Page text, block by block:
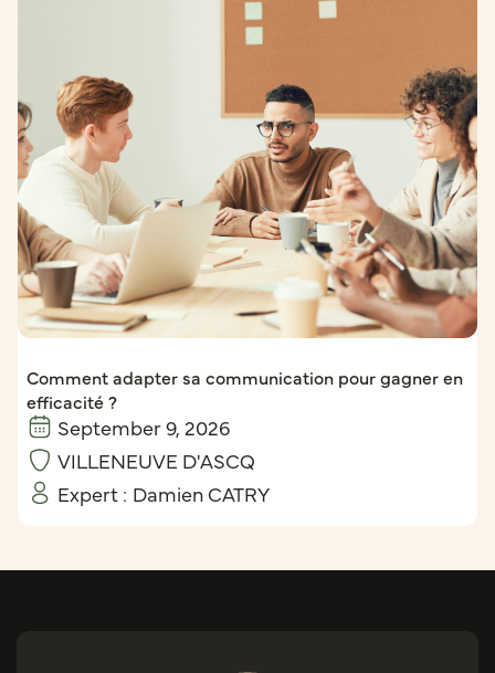
Comment adapter sa communication pour gagner en
efficacité ?
September 9, 2026
VILLENEUVE D'ASCQ
Expert : Damien CATRY